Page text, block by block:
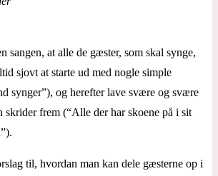
sangen, at alle de gæster, som skal synge,
sjovt at starte ud med nogle simple
synger”), og herefter lave svære og svære
skrider frem (“Alle der har skoene på i sit
til, hvordan man kan dele gæsterne op i